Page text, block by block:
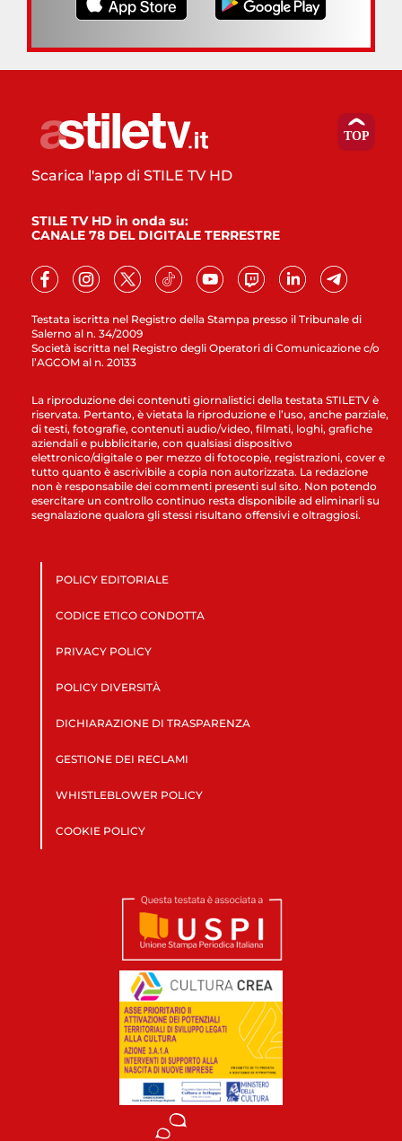
Testata iscritta nel Registro della Stampa presso il Tribunale di
Salerno al n. 34/2009
Società iscritta nel Registro degli Operatori di Comunicazione c/o
l’AGCOM al n. 20133
Scarica l'app di STILE TV HD
STILE TV HD in onda su:
CANALE 78 DEL DIGITALE TERRESTRE
La riproduzione dei contenuti giornalistici della testata STILETV è
riservata. Pertanto, è vietata la riproduzione e l’uso, anche parziale,
di testi, fotografie, contenuti audio/video, filmati, loghi, grafiche
aziendali e pubblicitarie, con qualsiasi dispositivo
elettronico/digitale o per mezzo di fotocopie, registrazioni, cover e
tutto quanto è ascrivibile a copia non autorizzata. La redazione
non è responsabile dei commenti presenti sul sito. Non potendo
esercitare un controllo continuo resta disponibile ad eliminarli su
segnalazione qualora gli stessi risultano offensivi e oltraggiosi.
POLICY EDITORIALE
CODICE ETICO CONDOTTA
PRIVACY POLICY
POLICY DIVERSITÀ
DICHIARAZIONE DI TRASPARENZA
GESTIONE DEI RECLAMI
WHISTLEBLOWER POLICY
COOKIE POLICY